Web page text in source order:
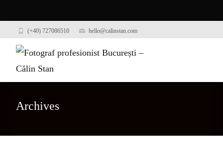
(+40) 727086510 hello@calinstan.com
Archives